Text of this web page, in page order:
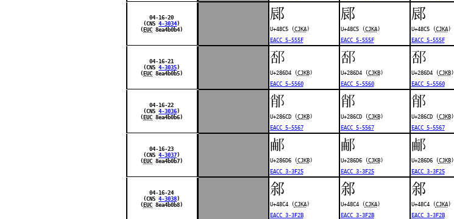
04-16-20
(CNS4-3034 )
( EUC 8ea4b0b4)
䣅
U+48C5 (CJKA)
EACC 5-555F
䣅
U+48C5 (CJKA)
EACC 5-555F
䣅
U+48C5 (CJKA)
EACC 5-555F
04-16-21
(CNS4-3035 )
( EUC 8ea4b0b5)
𨛔
U+286D4 (CJKB)
EACC 5-5560
𨛔
U+286D4 (CJKB)
EACC 5-5560
𨛔
U+286D4 (CJKB)
EACC 5-5560
04-16-22
(CNS4-3036 )
( EUC 8ea4b0b6)
𨛍
U+286CD (CJKB)
EACC 5-5567
𨛍
U+286CD (CJKB)
EACC 5-5567
𨛍
U+286CD (CJKB)
EACC 5-5567
04-16-23
(CNS4-3037 )
( EUC 8ea4b0b7)
𨛖
U+286D6 (CJKB)
EACC 3-3F25
𨛖
U+286D6 (CJKB)
EACC 3-3F25
𨛖
U+286D6 (CJKB)
EACC 3-3F25
04-16-24
(CNS4-3038 )
( EUC 8ea4b0b8)
䣄
U+48C4 (CJKA)
EACC 3-3F2B
䣄
U+48C4 (CJKA)
EACC 3-3F2B
䣄
U+48C4 (CJKA)
EACC 3-3F2B